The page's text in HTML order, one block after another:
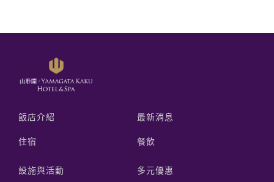
飯店介紹 最新消息
住宿 餐飲
設施與活動 多元優惠